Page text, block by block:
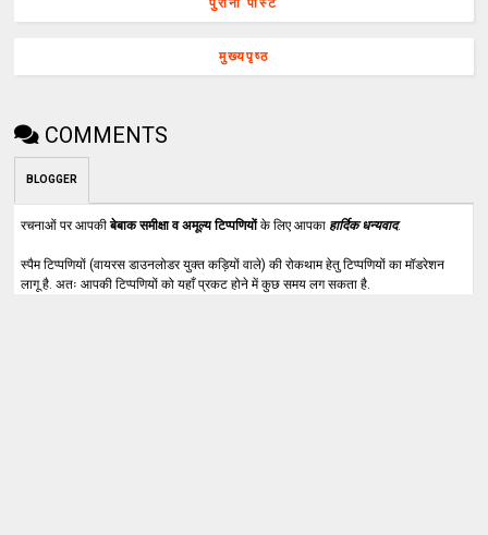
पुरानी पोस्ट
मुख्यपृष्ठ
COMMENTS
BLOGGER
रचनाओं पर आपकीबेबाक समीक्षा व अमूल्य टिप्पणियोंके लिए आपका हार्दिक धन्यवाद.
स्पैम टिप्पणियों (वायरस डाउनलोडर युक्त कड़ियों वाले) की रोकथाम हेतु टिप्पणियों का मॉडरेशन
लागू है. अतः आपकी टिप्पणियों को यहाँ प्रकट होने में कुछ समय लग सकता है.